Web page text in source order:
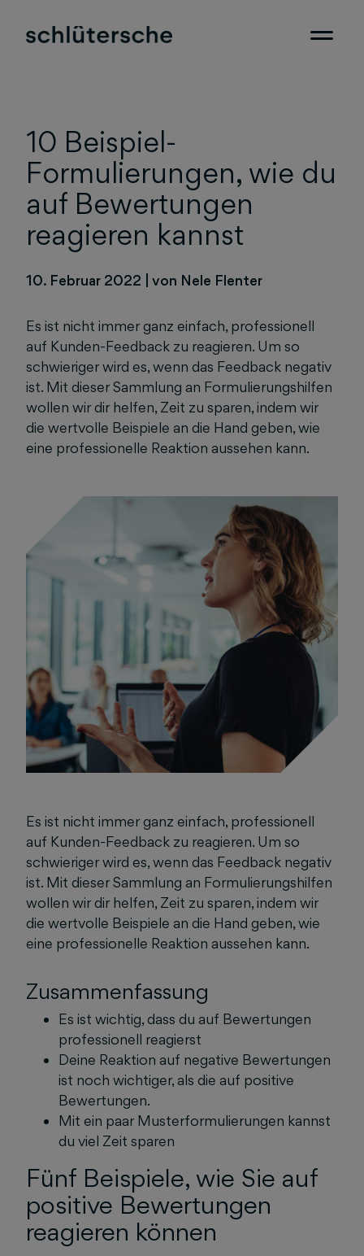
10 Beispiel-
Formulierungen, wie du
auf Bewertungen
reagieren kannst
10. Februar 2022 von Nele Flenter
Es ist nicht immer ganz einfach, professionell
auf Kunden-Feedback zu reagieren. Um so
schwieriger wird es, wenn das Feedback negativ
ist. Mit dieser Sammlung an Formulierungshilfen
wollen wir dir helfen, Zeit zu sparen, indem wir
die wertvolle Beispiele an die Hand geben, wie
eine professionelle Reaktion aussehen kann.
Es ist nicht immer ganz einfach, professionell
auf Kunden-Feedback zu reagieren. Um so
schwieriger wird es, wenn das Feedback negativ
ist. Mit dieser Sammlung an Formulierungshilfen
wollen wir dir helfen, Zeit zu sparen, indem wir
die wertvolle Beispiele an die Hand geben, wie
eine professionelle Reaktion aussehen kann.
Zusammenfassung
Es ist wichtig, dass du auf Bewertungen
professionell reagierst
Deine Reaktion auf negative Bewertungen
ist noch wichtiger, als die auf positive
Bewertungen.
Mit ein paar Musterformulierungen kannst
du viel Zeit sparen
Fünf Beispiele, wie Sie auf
positive Bewertungen
reagieren können